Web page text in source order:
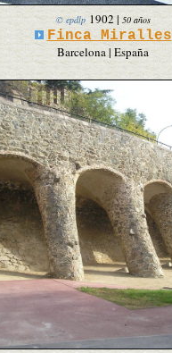
© epdlp 1902 | 50 años
Finca Miralles
Barcelona | España